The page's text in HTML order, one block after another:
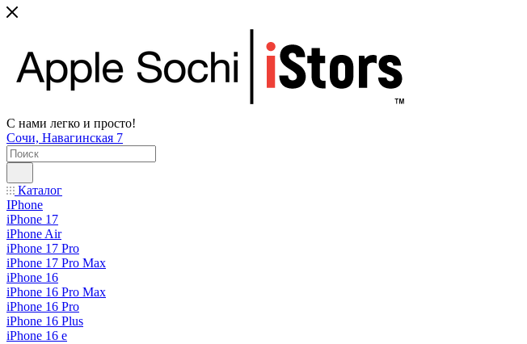
С нами легко и просто!
Сочи, Навагинская 7
Каталог
IPhone
iPhone 17
iPhone Air
iPhone 17 Pro
iPhone 17 Pro Max
iPhone 16
iPhone 16 Pro Max
iPhone 16 Pro
iPhone 16 Plus
iPhone 16 e